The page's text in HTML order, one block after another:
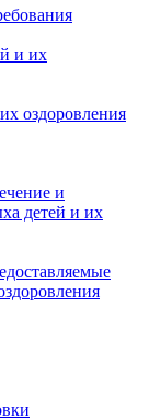
и их
оздоровления
и
детей и их